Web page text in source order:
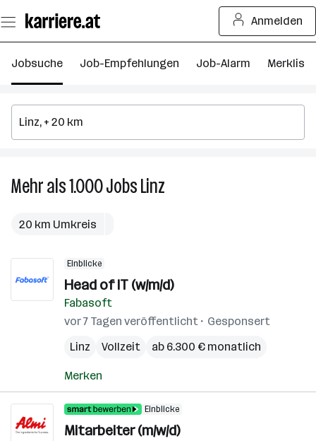
Seiteninhalt
springen
Anmelden
Jobsuche Job-Empfehlungen Job-Alarm Merkliste
Mehr als 1.000JobsLinz
20 km Umkreis
Einblicke
Head of IT (w/m/d)
Fabasoft
vor 7 Tagen veröffentlicht
Gesponsert
Linz
Vollzeit ab 6.300 € monatlich
Merken
Einblicke
Mitarbeiter (m/w/d)